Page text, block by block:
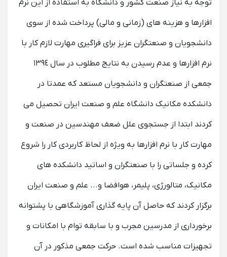
توجه به نیاز صنعت کشور و دانشگاه به استفاده از این نرم
افزارها و هزینه های (زمانى و مالى) پرداخت شده از سوی
دانشجویان و صنعتگران عزیز برای فراگیرى مهارت لازم کار با
نرم افزارها و عدم رسیدن به نتایج مطلوب در سال ١٣٩٤
جمعی از صنعتگران و دانشجویان مستعد که عمدتا در
دانشکده مکانیک دانشگاه علم و صنعت ایران تحصیل می
کردند ابتدا از جستجوی علل ضعف مهندسین در صنعت و
مهارت کار با نرم افزارها به ویژه از لحاظ کاربردى کار را شروع
کرده و جلساتی را با صنعتگران و اساتید دانشکده هاى
مکانیک، متالورژى، پلیمر، هوافضا و... علم و صنعت ایران
برگزار کردند که حاصل آن پایه گذاری آموزشگاهى با پشتوانه
برخوردارى از مدرسین مجرب و با سابقه توام با امکانات و
تجهیزات مناسب شده است. حرکت جمعی مذکور در آن